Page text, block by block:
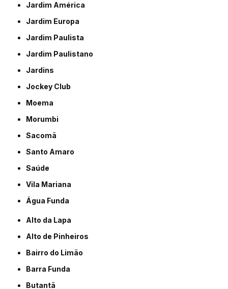
Jardim América
Jardim Europa
Jardim Paulista
Jardim Paulistano
Jardins
Jockey Club
Moema
Morumbi
Sacomã
Santo Amaro
Saúde
Vila Mariana
Água Funda
Alto da Lapa
Alto de Pinheiros
Bairro do Limão
Barra Funda
Butantã